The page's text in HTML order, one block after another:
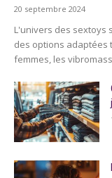
20 septembre 2024
L'univers des sextoys
des options adaptées
femmes, les